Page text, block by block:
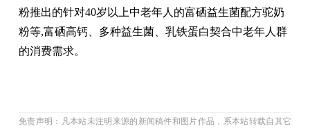
粉推出的针对40岁以上中老年人的富硒益生菌配方驼奶
粉等,富硒高钙、多种益生菌、乳铁蛋白契合中老年人群
的消费需求。
免责声明：凡本站未注明来源的新闻稿件和图片作品，系本站转载自其它